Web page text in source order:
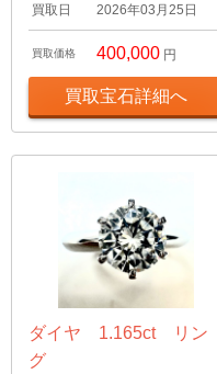
買取日 2026年03月25日
買取価格 400,000 円
買取宝石詳細へ
ダイヤ 1.165ct リン
グ